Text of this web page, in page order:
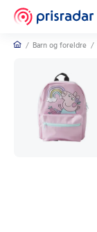
/ Barn og foreldre /